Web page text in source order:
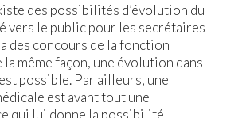
des possibilités d’évolution du
vers le public pour les secrétaires
des concours de la fonction
la même façon, une évolution dans
possible. Par ailleurs, une
est avant tout une
qui lui donne la possibilité